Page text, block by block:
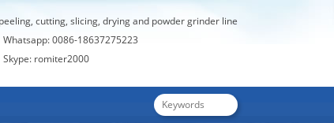
cutting, slicing, drying and powder grinder line
Whatsapp: 0086-18637275223
Skype: romiter2000